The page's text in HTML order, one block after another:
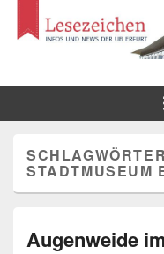
Lesezeichen
STADTMUSEUM
Augenweide